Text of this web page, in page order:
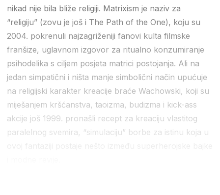
nikad nije bila bliže religiji. Matrixism je naziv za
“religiju” (zovu je još i The Path of the One), koju su
2004. pokrenuli najzagriženiji fanovi kulta filmske
franšize, uglavnom izgovor za ritualno konzumiranje
psihodelika s ciljem posjeta matrici postojanja. Ali na
jedan simpatični i ništa manje simbolični način upućuje
na religijski karakter kreacije braće Wachowski, koji su
miješanjem kršćanstva, taoizma, budizma i kick-ass
akcije još 1999. pronašli recept za kreaciju vlastitog
paralelnog svemira, “simulaciju” borbe za istinu koja u